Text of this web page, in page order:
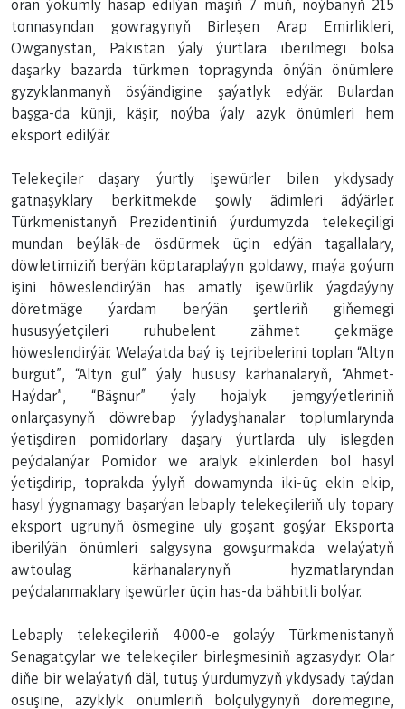
örän ýokumly hasap edilýän mäşiň 7 müň, noýbanyň 215
tonnasyndan gowragynyň Birleşen Arap Emirlikleri,
Owganystan, Pakistan ýaly ýurtlara iberilmegi bolsa
daşarky bazarda türkmen topragynda önýän önümlere
gyzyklanmanyň ösýändigine şaýatlyk edýär. Bulardan
başga-da künji, käşir, noýba ýaly azyk önümleri hem
eksport edilýär.
Telekeçiler daşary ýurtly işewürler bilen ykdysady
gatnaşyklary berkitmekde şowly ädimleri ädýärler.
Türkmenistanyň Prezidentiniň ýurdumyzda telekeçiligi
mundan beýläk-de ösdürmek üçin edýän tagallalary,
döwletimiziň berýän köptaraplaýyn goldawy, maýa goýum
işini höweslendirýän has amatly işewürlik ýagdaýyny
döretmäge ýardam berýän şertleriň giňemegi
hususyýetçileri ruhubelent zähmet çekmäge
höweslendirýär. Welaýatda baý iş tejribelerini toplan “Altyn
bürgüt”, “Altyn gül” ýaly hususy kärhanalaryň, “Ahmet-
Haýdar”, “Bäşnur” ýaly hojalyk jemgyýetleriniň
onlarçasynyň döwrebap ýyladyşhanalar toplumlarynda
ýetişdiren pomidorlary daşary ýurtlarda uly islegden
peýdalanýar. Pomidor we aralyk ekinlerden bol hasyl
ýetişdirip, toprakda ýylyň dowamynda iki-üç ekin ekip,
hasyl ýygnamagy başarýan lebaply telekeçileriň uly topary
eksport ugrunyň ösmegine uly goşant goşýar. Eksporta
iberilýän önümleri salgysyna gowşurmakda welaýatyň
awtoulag kärhanalarynyň hyzmatlaryndan
peýdalanmaklary işewürler üçin has-da bähbitli bolýar.
Lebaply telekeçileriň 4000-e golaýy Türkmenistanyň
Senagatçylar we telekeçiler birleşmesiniň agzasydyr. Olar
diňe bir welaýatyň däl, tutuş ýurdumyzyň ykdysady taýdan
ösüşine, azyklyk önümleriň bolçulygynyň döremegine,